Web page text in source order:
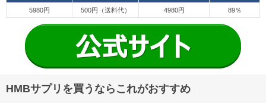
5980円 500円（送料代） 4980円 89％
HMBサプリを買うならこれがおすすめ